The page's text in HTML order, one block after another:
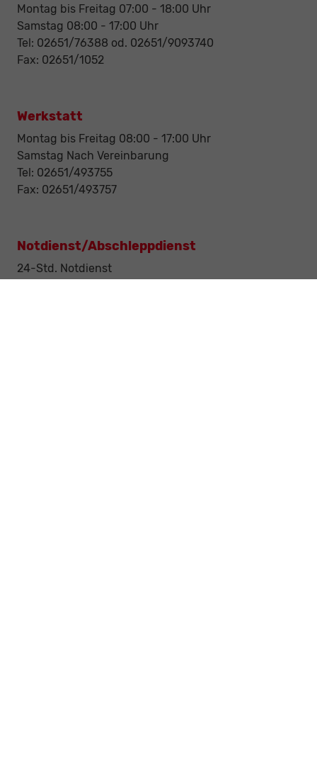
Montag bis Freitag 07:00 - 18:00 Uhr
Samstag 08:00 - 17:00 Uhr
Tel: 02651/76388 od. 02651/9093740
Fax: 02651/1052
Werkstatt
Montag bis Freitag 08:00 - 17:00 Uhr
Samstag Nach Vereinbarung
Tel: 02651/493755
Fax: 02651/493757
Notdienst/Abschleppdienst
24-Std. Notdienst